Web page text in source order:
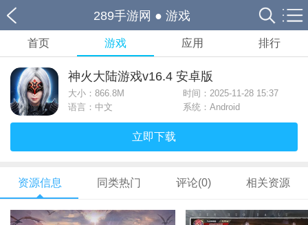
289手游网 ● 游戏
首页 游戏 应用 排行
神火大陆游戏v16.4 安卓版
大小： 866.8M
时间：2025-11-28 15:37
语言：中文
系统：Android
立即下载
资源信息 同类热门 评论(0) 相关资源